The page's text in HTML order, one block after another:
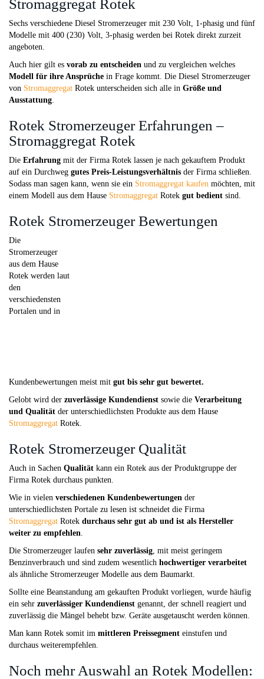
Stromaggregat Rotek
Sechs verschiedene Diesel Stromerzeuger mit 230 Volt, 1-phasig und fünf
Modelle mit 400 (230) Volt, 3-phasig werden bei Rotek direkt zurzeit
angeboten.
Auch hier gilt es vorab zu entscheiden und zu vergleichen welches
Modell für ihre Ansprüche in Frage kommt. Die Diesel Stromerzeuger
von Stromaggregat Rotek unterscheiden sich alle in Größe und
Ausstattung
Rotek Stromerzeuger Erfahrungen –
Stromaggregat Rotek
Die Erfahrung mit der Firma Rotek lassen je nach gekauftem Produkt
auf ein Durchweg gutes Preis-Leistungsverhältnis der Firma schließen.
Sodass man sagen kann, wenn sie ein Stromaggregat kaufen möchten, mit
einem Modell aus dem Hause Stromaggregat Rotek gut bedient sind.
Rotek Stromerzeuger Bewertungen
Die
Stromerzeuger
aus dem Hause
Rotek werden laut
den
verschiedensten
Portalen und in
Kundenbewertungen meist mit gut bis sehr gut bewertet.
Gelobt wird der zuverlässige Kundendienst sowie die Verarbeitung
und Qualität der unterschiedlichsten Produkte aus dem Hause
Stromaggregat Rotek.
Rotek Stromerzeuger Qualität
Auch in Sachen Qualität kann ein Rotek aus der Produktgruppe der
Firma Rotek durchaus punkten.
Wie in vielen verschiedenen Kundenbewertungen der
unterschiedlichsten Portale zu lesen ist schneidet die Firma
Stromaggregat Rotek durchaus sehr gut ab und ist als Hersteller
weiter zu empfehlen
Die Stromerzeuger laufen sehr zuverlässig , mit meist geringem
Benzinverbrauch und sind zudem wesentlich hochwertiger verarbeitet
als ähnliche Stromerzeuger Modelle aus dem Baumarkt.
Sollte eine Beanstandung am gekauften Produkt vorliegen, wurde häufig
ein sehr zuverlässiger Kundendienst genannt, der schnell reagiert und
zuverlässig die Mängel behebt bzw. Geräte ausgetauscht werden können.
Man kann Rotek somit im mittleren Preissegment einstufen und
durchaus weiterempfehlen.
Noch mehr Auswahl an Rotek Modellen: